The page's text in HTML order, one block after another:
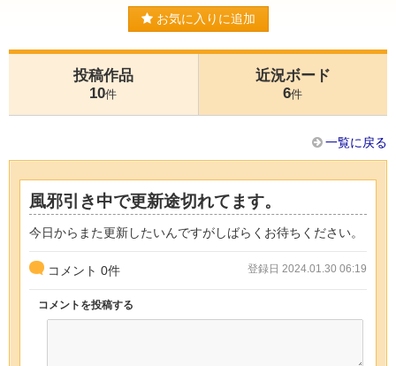
お気に入りに追加
投稿作品
10件
近況ボード
6件
一覧に戻る
風邪引き中で更新途切れてます。
今日からまた更新したいんですがしばらくお待ちください。
コメント 0件 登録日 2024.01.30 06:19
コメントを投稿する